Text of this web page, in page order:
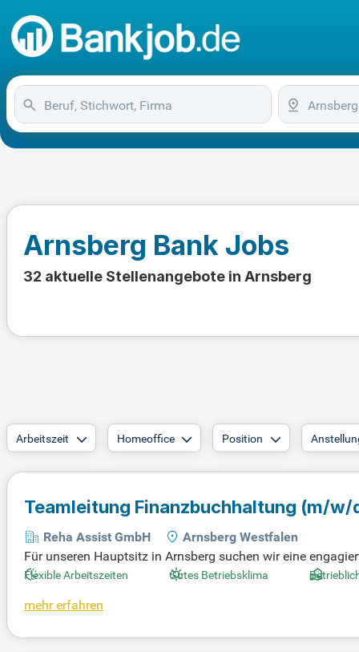
Arnsberg Bank Jobs
32 aktuelle Stellenangebote in Arnsberg
Arbeitszeit Homeoffice Position
Teamleitung Finanzbuchhaltung (m/w/
Reha Assist GmbH
Arnsberg Westfalen
Für unseren Hauptsitz in Arnsberg suchen wir eine
dat unterstützt unser vollzeit Finanzbuchhaltungs-Team
rbuchungen und Zahlungsverkehr. Darüber hinaus sind
h jetzt und werden Sie Teil unseres dynamischen Teams!
Flexible Arbeitszeiten Gutes Betriebsklima
mehr erfahren